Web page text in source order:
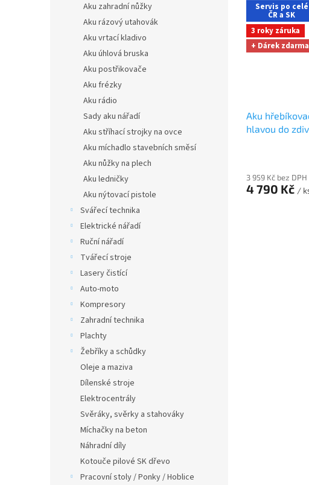
Aku zahradní nůžky
Aku rázový utahovák
Aku vrtací kladivo
Aku úhlová bruska
Aku postřikovače
Aku frézky
Aku rádio
Sady aku nářadí
Aku stříhací strojky na ovce
Aku míchadlo stavebních směsí
Aku nůžky na plech
Aku ledničky
Aku nýtovací pistole
Svářecí technika
Elektrické nářadí
Ruční nářadí
Tvářecí stroje
Lasery čistící
Auto-moto
Kompresory
Zahradní technika
Plachty
Žebříky a schůdky
Oleje a maziva
Dílenské stroje
Elektrocentrály
Svěráky, svěrky a stahováky
Míchačky na beton
Náhradní díly
Kotouče pilové SK dřevo
Pracovní stoly / Ponky / Hoblice
Servis po celé
ČR a SK
3 roky záruka
+ Dárek zdarma
Aku
hlavou do
3 959 Kč bez DPH
4 790 Kč /